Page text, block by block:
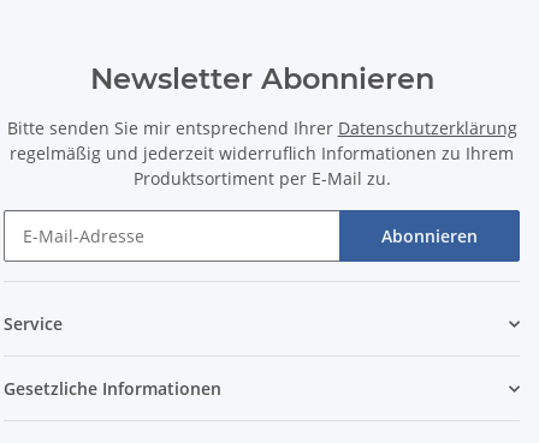
Newsletter Abonnieren
Bitte senden Sie mir entsprechend Ihrer Datenschutzerklärung
regelmäßig und jederzeit widerruflich Informationen zu Ihrem
Produktsortiment per E-Mail zu.
Abonnieren
Service
Gesetzliche Informationen